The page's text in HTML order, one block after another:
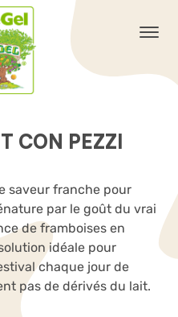
CON PEZZI
saveur franche pour
par le goût du vrai
de framboises en
idéale pour
chaque jour de
pas de dérivés du lait.